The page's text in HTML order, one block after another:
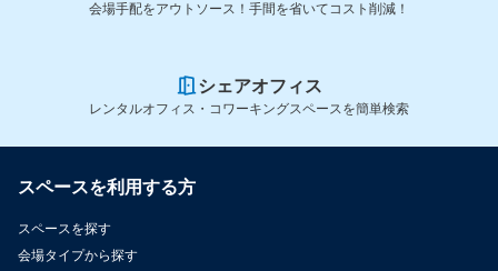
会場手配をアウトソース！手間を省いてコスト削減！
シェアオフィス
レンタルオフィス・コワーキングスペースを簡単検索
スペースを利用する方
スペースを探す
会場タイプから探す